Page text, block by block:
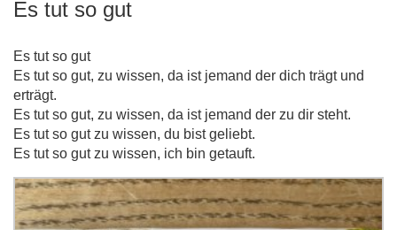
Es tut so gut
Es tut so gut
Es tut so gut, zu wissen, da ist jemand der dich trägt und
erträgt.
Es tut so gut, zu wissen, da ist jemand der zu dir steht.
Es tut so gut zu wissen, du bist geliebt.
Es tut so gut zu wissen, ich bin getauft.